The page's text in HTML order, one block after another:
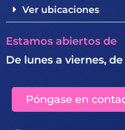
Ver ubicaciones
Estamos abiertos de
De lunes a viernes, de
Póngase en